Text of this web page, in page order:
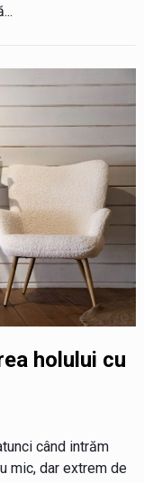
holului cu
când intrăm
mic, dar extrem de